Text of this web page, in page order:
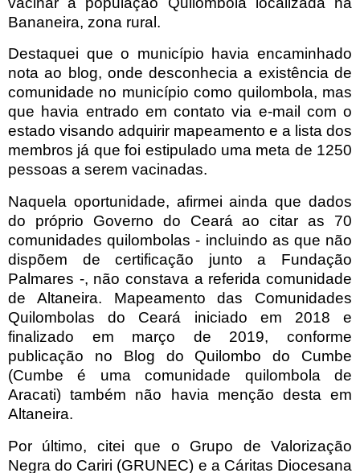
Bananeira, zona rural.
Destaquei que o município havia encaminhado
nota ao blog, onde desconhecia a existência de
comunidade no município como quilombola, mas
que havia entrado em contato via e-mail com o
estado visando adquirir mapeamento e a lista dos
membros já que foi estipulado uma meta de 1250
pessoas a serem vacinadas.
Naquela oportunidade, afirmei ainda que dados
do próprio Governo do Ceará ao citar as 70
comunidades quilombolas - incluindo as que não
dispõem de certificação junto a Fundação
Palmares -, não constava a referida comunidade
de Altaneira. Mapeamento das Comunidades
Quilombolas do Ceará iniciado em 2018 e
finalizado em março de 2019, conforme
publicação no Blog do Quilombo do Cumbe
(Cumbe é uma comunidade quilombola de
Aracati) também não havia menção desta em
Altaneira.
Por último, citei que o Grupo de Valorização
Negra do Cariri (GRUNEC) e a Cáritas Diocesana